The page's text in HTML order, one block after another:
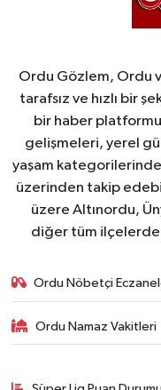
Ordu Gözlem, Ordu
tarafsız ve hızlı bir
bir haber
gelişmeleri, yerel
yaşam
üzerinden takip
üzere Altınordu,
diğer tüm
Ordu Nöbetçi
Ordu Namaz Vakitleri